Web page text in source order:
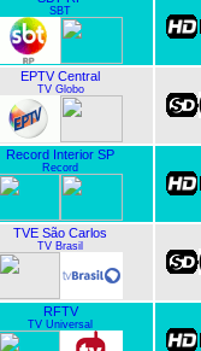
SBT
EPTV Central
TV Globo
Record Interior SP
Record
TVE São Carlos
TV Brasil
RFTV
TV Universal